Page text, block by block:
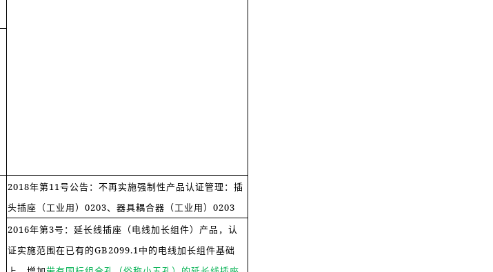
2018年第11号公告：不再实施强制性产品认证管理：插
头插座（工业用）0203、器具耦合器（工业用）0203
2016年第3号：延长线插座（电线加长组件）产品，认
证实施范围在已有的GB2099.1中的电线加长组件基础